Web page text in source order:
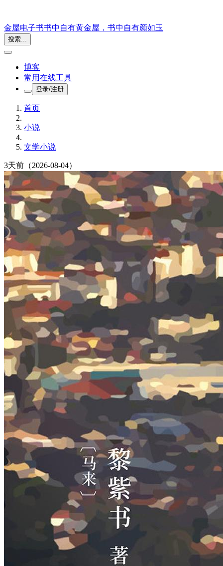
金屋电子书书中自有黄金屋，书中自有颜如玉
搜索...
博客
常用在线工具
登录/注册
首页
小说
文学小说
3天前 （2026-08-04）